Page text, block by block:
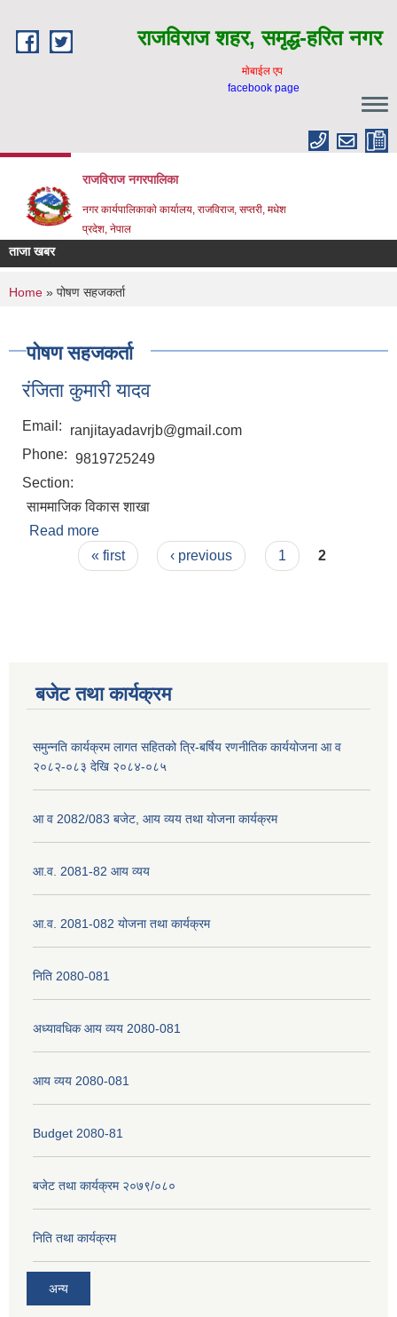
राजविराज शहर, समृद्ध-हरित नगर
माेबाईल एप
facebook page
राजविराज नगरपालिका
नगर कार्यपालिकाकाे कार्यालय, राजविराज, सप्तरी, मधेश
प्रदेश, नेपाल
ताजा खबर
You are here
Home » पोषण सहजकर्ता
पोषण सहजकर्ता
रंजिता कुमारी यादव
Email:
ranjitayadavrjb@gmail.com
Phone: 9819725249
Section:
साममाजिक विकास शाखा
Read more
Pages« first ‹ previous 1 2
बजेट तथा कार्यक्रम
समुन्नति कार्यक्रम लागत सहितको त्रि-बर्षिय रणनीतिक कार्ययोजना आ व
२०८२-०८३ देखि २०८४-०८५
आ व 2082/083 बजेट, आय व्यय तथा योजना कार्यक्रम
आ.व. 2081-82 आय व्यय
आ.व. 2081-082 योजना तथा कार्यक्रम
निति 2080-081
अध्यावधिक आय व्यय 2080-081
आय व्यय 2080-081
Budget 2080-81
बजेट तथा कार्यक्रम २०७९/०८०
निति तथा कार्यक्रम
अन्य